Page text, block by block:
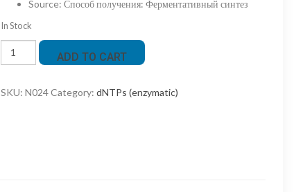
Source:Способ получения: Ферментативный синтез
In Stock
Смесь
dNTP(ферм.)
ПЦР
ADD TO CART
SKU:N024Category:dNTPs (enzymatic)